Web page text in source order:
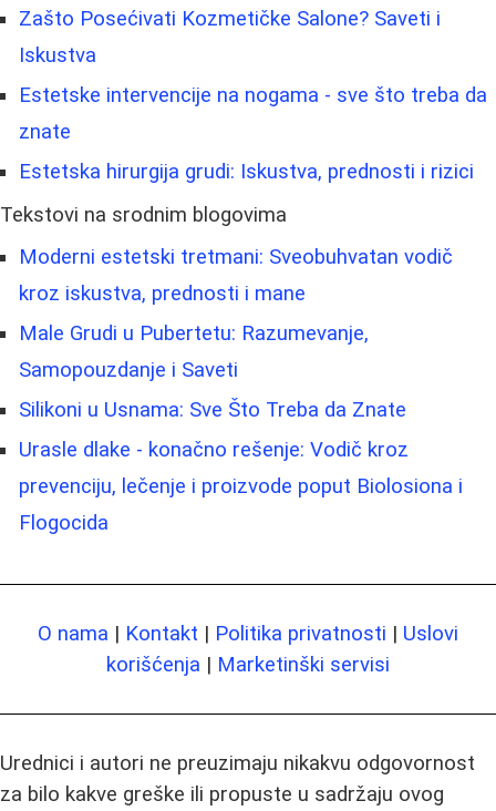
Zašto Posećivati Kozmetičke Salone? Saveti i
Iskustva
Estetske intervencije na nogama - sve što treba da
znate
Estetska hirurgija grudi: Iskustva, prednosti i rizici
Tekstovi na srodnim blogovima
Moderni estetski tretmani: Sveobuhvatan vodič
kroz iskustva, prednosti i mane
Male Grudi u Pubertetu: Razumevanje,
Samopouzdanje i Saveti
Silikoni u Usnama: Sve Što Treba da Znate
Urasle dlake - konačno rešenje: Vodič kroz
prevenciju, lečenje i proizvode poput Biolosiona i
Flogocida
O nama | Kontakt | Politika privatnosti | Uslovi
korišćenja | Marketinški servisi
Urednici i autori ne preuzimaju nikakvu odgovornost
za bilo kakve greške ili propuste u sadržaju ovog